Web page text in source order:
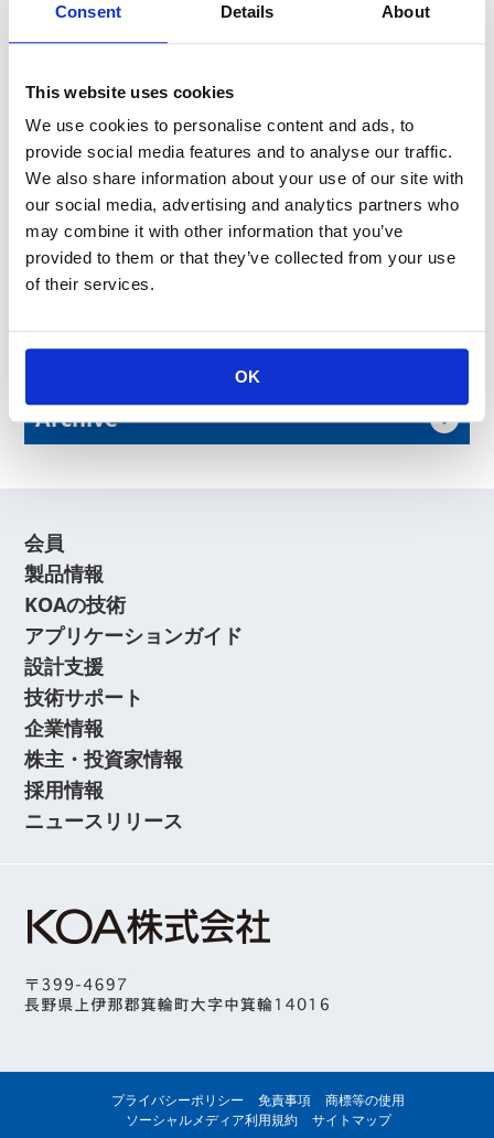
Consent Details About
This website uses cookies
We use cookies to personalise content and ads, to
provide social media features and to analyse our traffic.
We also share information about your use of our site with
our social media, advertising and analytics partners who
may combine it with other information that you’ve
provided to them or that they’ve collected from your use
of their services.
OK
製品のお問い合わせはこちら
ださい。
よくあるご質問
お問い合わせフォーム
News Release
Archive
会員
製品情報
KOAの技術
アプリケーションガイド
設計支援
技術サポート
企業情報
株主・投資家情報
採用情報
ニュースリリース
プライバシーポリシー 免責事項
商標等の使用
ソーシャルメディア利用規約
サイトマップ